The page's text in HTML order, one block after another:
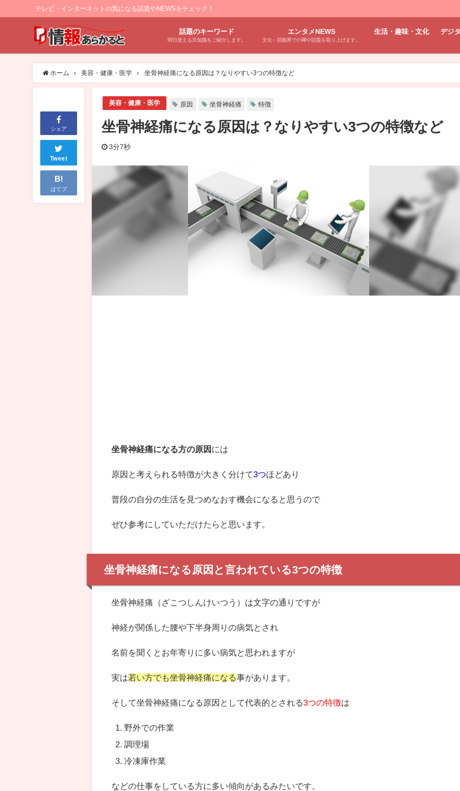
テレビ・インターネットの気になる話題やNEWSをチェック！
話題のキーワード
明日使える豆知識をご紹介します。
エンタメNEWS
文化・芸能界での噂や話題を取り上げます。
生活・趣味・文化 デジ
ホーム 美容・健康・医学 坐骨神経痛になる原因は？なりやすい3つの特徴など
シェア
Tweet
B!
はてブ
美容・健康・医学 原因 坐骨神経痛 特徴
坐骨神経痛になる原因は？なりやすい3つの特徴など
3分7秒
坐骨神経痛になる方の原因 には
原因と考えられる特徴が大きく分けて3つほどあり
普段の自分の生活を見つめなおす機会になると思うので
ぜひ参考にしていただけたらと思います。
坐骨神経痛になる原因と言われている3つの特徴
坐骨神経痛（ざこつしんけいつう）は文字の通りですが
神経が関係した腰や下半身周りの病気とされ
名前を聞くとお年寄りに多い病気と思われますが
実は若い方でも坐骨神経痛になる事があります。
そして坐骨神経痛になる原因として代表的とされる3つの特徴は
野外での作業
調理場
冷凍庫作業
などの仕事をしている方に多い傾向があるみたいです。